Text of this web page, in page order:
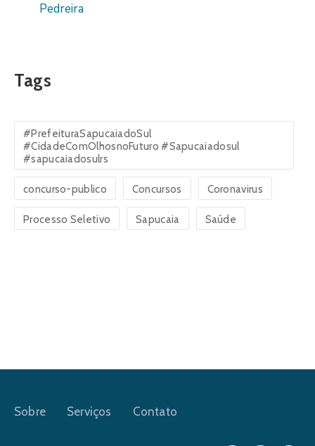
Pedreira
Tags
#PrefeituraSapucaiadoSul
#CidadeComOlhosnoFuturo #Sapucaiadosul
#sapucaiadosulrs
concurso-publico Concursos Coronavirus
Processo Seletivo Sapucaia Saúde
Sobre Serviços Contato